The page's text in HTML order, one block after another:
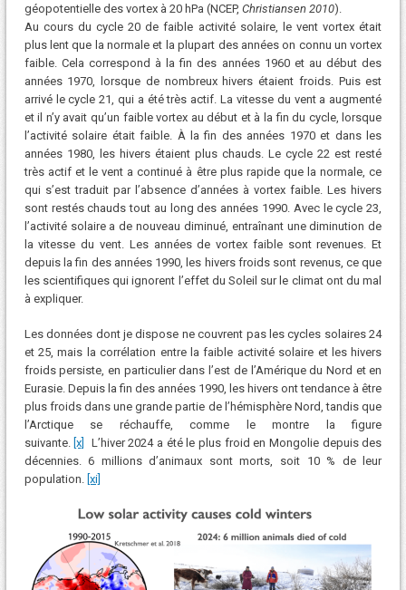
géopotentielle des vortex à 20 hPa (NCEP, Christiansen 2010).
Au cours du cycle 20 de faible activité solaire, le vent vortex était
plus lent que la normale et la plupart des années on connu un vortex
faible. Cela correspond à la fin des années 1960 et au début des
années 1970, lorsque de nombreux hivers étaient froids. Puis est
arrivé le cycle 21, qui a été très actif. La vitesse du vent a augmenté
et il n’y avait qu’un faible vortex au début et à la fin du cycle, lorsque
l’activité solaire était faible. À la fin des années 1970 et dans les
années 1980, les hivers étaient plus chauds. Le cycle 22 est resté
très actif et le vent a continué à être plus rapide que la normale, ce
qui s’est traduit par l’absence d’années à vortex faible. Les hivers
sont restés chauds tout au long des années 1990. Avec le cycle 23,
l’activité solaire a de nouveau diminué, entraînant une diminution de
la vitesse du vent. Les années de vortex faible sont revenues. Et
depuis la fin des années 1990, les hivers froids sont revenus, ce que
les scientifiques qui ignorent l’effet du Soleil sur le climat ont du mal
à expliquer.
Les données dont je dispose ne couvrent pas les cycles solaires 24
et 25, mais la corrélation entre la faible activité solaire et les hivers
froids persiste, en particulier dans l’est de l’Amérique du Nord et en
Eurasie. Depuis la fin des années 1990, les hivers ont tendance à être
plus froids dans une grande partie de l’hémisphère Nord, tandis que
l’Arctique se réchauffe, comme le montre la figure
suivante. [x]
L’hiver 2024 a été le plus froid en Mongolie depuis des
décennies. 6 millions d’animaux sont morts, soit 10 % de leur
population. [xi]